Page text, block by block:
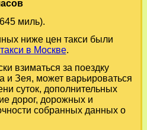
миль).
ниже цен такси были
в Москве.
взиматься за поездку
и Зея, может варьироваться
суток, дополнительных
дорог, дорожных и
собранных данных о